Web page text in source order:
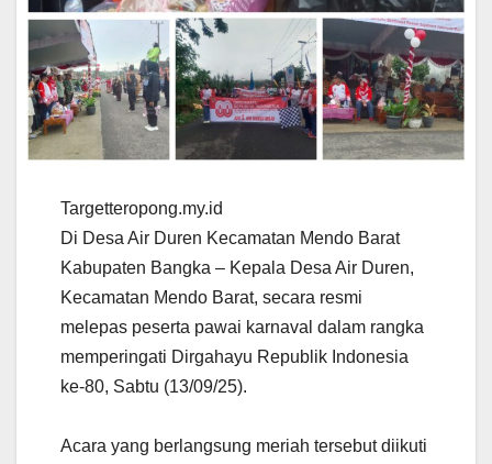
Targetteropong.my.id
Di Desa Air Duren Kecamatan Mendo Barat
Kabupaten Bangka – Kepala Desa Air Duren,
Kecamatan Mendo Barat, secara resmi
melepas peserta pawai karnaval dalam rangka
memperingati Dirgahayu Republik Indonesia
ke-80, Sabtu (13/09/25).
Acara yang berlangsung meriah tersebut diikuti